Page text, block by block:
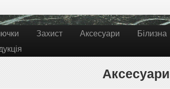
Захист Аксесуари Білизна
Аксесуари